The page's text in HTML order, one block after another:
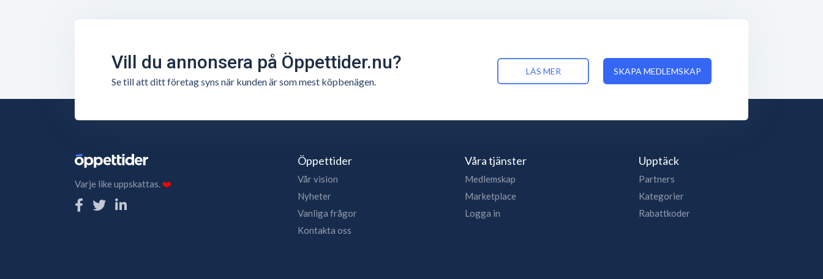
Vill du annonsera på Öppettider.nu?
Se till att ditt företag syns när kunden är som mest köpbenägen.
LÄS MER SKAPA MEDLEMSKAP
Varje like uppskattas.❤️
Öppettider
Vår vision
Nyheter
Vanliga frågor
Kontakta oss
Våra tjänster
Medlemskap
Marketplace
Logga in
Upptäck
Partners
Kategorier
Rabattkoder